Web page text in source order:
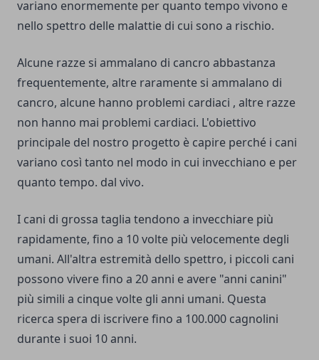
variano enormemente per quanto tempo vivono e
nello spettro delle malattie di cui sono a rischio.
Alcune razze si ammalano di cancro abbastanza
frequentemente, altre raramente si ammalano di
cancro, alcune hanno problemi cardiaci , altre razze
non hanno mai problemi cardiaci. L'obiettivo
principale del nostro progetto è capire perché i cani
variano così tanto nel modo in cui invecchiano e per
quanto tempo. dal vivo.
I cani di grossa taglia tendono a invecchiare più
rapidamente, fino a 10 volte più velocemente degli
umani. All'altra estremità dello spettro, i piccoli cani
possono vivere fino a 20 anni e avere "anni canini"
più simili a cinque volte gli anni umani. Questa
ricerca spera di iscrivere fino a 100.000 cagnolini
durante i suoi 10 anni.